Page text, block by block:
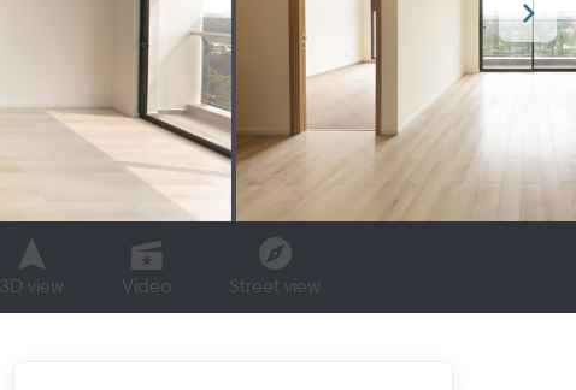
3D view Video Street view